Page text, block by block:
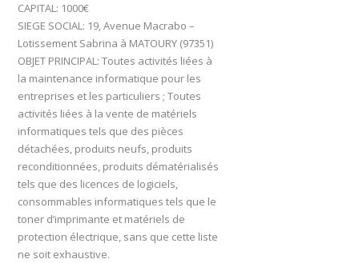
CAPITAL: 1000€
SIEGE SOCIAL: 19, Avenue Macrabo –
Lotissement Sabrina à MATOURY (97351)
OBJET PRINCIPAL:Toutes activités liées à
la maintenance informatique pour les
entreprises et les particuliers ; Toutes
activités liées à la vente de matériels
informatiques tels que des pièces
détachées, produits neufs, produits
reconditionnées, produits dématérialisés
tels que des licences de logiciels,
consommables informatiques tels que le
toner d’imprimante et matériels de
protection électrique, sans que cette liste
ne soit exhaustive.